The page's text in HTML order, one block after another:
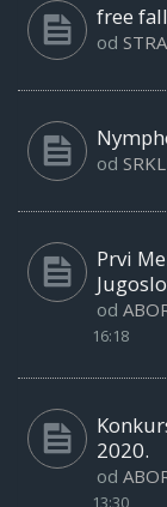
free
od
od
Prvi
od
16:18
2020.
od
13:30